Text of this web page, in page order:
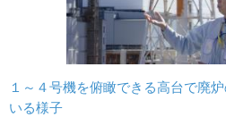
１～４号機を俯瞰できる高台で廃
いる様子